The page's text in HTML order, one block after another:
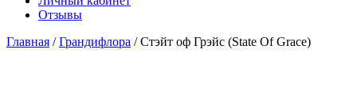
Отзывы
Главная /Грандифлора / Стэйт оф Грэйс (State Of Grace)